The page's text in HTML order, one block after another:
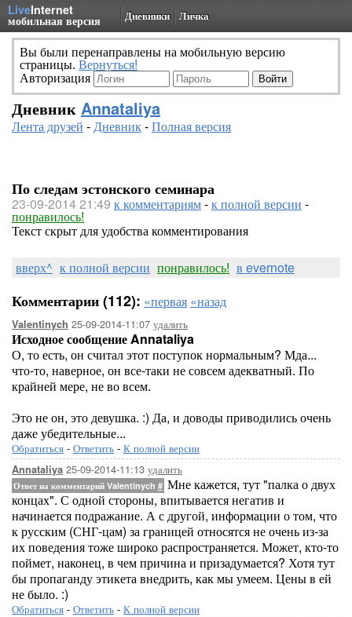
LiveInternet
мобильная версия Дневники Личка
Вы были перенаправлены на мобильную версию
страницы. Вернуться!
Авторизация
Дневник Annataliya
Лента друзей -Дневник-Полная версия
По следам эстонского семинара
23-09-2014 21:49 к комментариям-к полной версии -
понравилось!
Текст скрыт для удобства комментирования
вверх^ к полной версии понравилось! в evernote
Комментарии (112): «первая «назад
Valentinych 25-09-2014-11:07 удалить
Исходное сообщение Annataliya
О, то есть, он считал этот поступок нормальным? Мда...
что-то, наверное, он все-таки не совсем адекватный. По
крайней мере, не во всем.
Это не он, это девушка. :) Да, и доводы приводились очень
даже убедительные...
Обратиться - Ответить - К полной версии
Annataliya 25-09-2014-11:13 удалить
Ответ на комментарий Valentinych # Мне кажется, тут "палка о двух
концах". С одной стороны, впитывается негатив и
начинается подражание. А с другой, информации о том, что
к русским (СНГ-цам) за границей относятся не очень из-за
их поведения тоже широко распространяется. Может, кто-то
поймет, наконец, в чем причина и призадумается? Хотя тут
бы пропаганду этикета внедрить, как мы умеем. Цены в ей
не было. :)
Обратиться - Ответить - К полной версии